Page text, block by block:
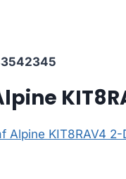
Alpine KIT8RAV4